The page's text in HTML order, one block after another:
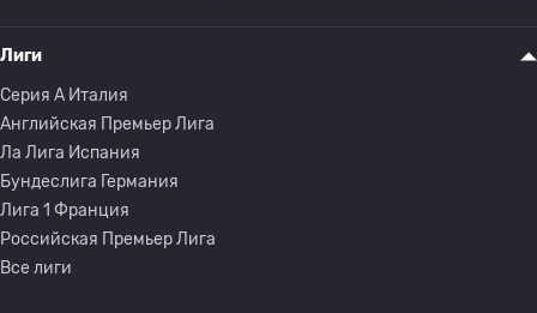
Лиги
Серия A Италия
Английская Премьер Лига
Ла Лига Испания
Бундеслига Германия
Лига 1 Франция
Российская Премьер Лига
Все лиги